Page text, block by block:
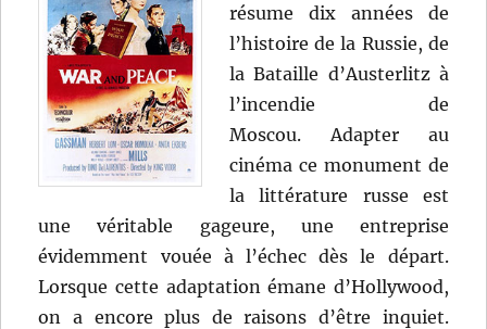
résume dix années de
l’histoire de la Russie, de
la Bataille d’Austerlitz à
l’incendie de
Moscou. Adapter au
cinéma ce monument de
la littérature russe est
une véritable gageure, une entreprise
évidemment vouée à l’échec dès le départ.
Lorsque cette adaptation émane d’Hollywood,
on a encore plus de raisons d’être inquiet.